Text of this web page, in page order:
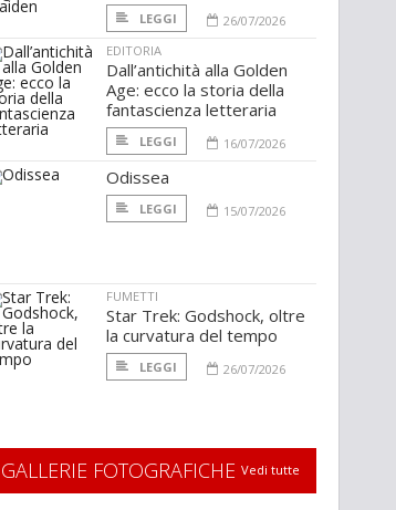
LEGGI
26/07/2026
EDITORIA
Dall’antichità alla Golden
Age: ecco la storia della
fantascienza letteraria
LEGGI 16/07/2026
Odissea
LEGGI 15/07/2026
FUMETTI
Star Trek: Godshock, oltre
la curvatura del tempo
LEGGI 26/07/2026
GALLERIE FOTOGRAFICHE Vedi tutte